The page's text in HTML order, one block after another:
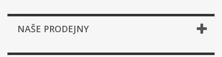
NAŠE PRODEJNY